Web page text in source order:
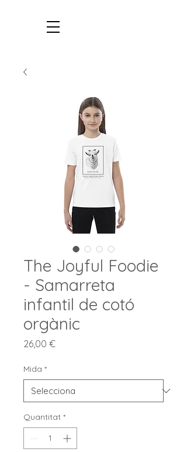
The Joyful Foodie
- Samarreta
infantil de cotó
orgànic
26,00 €Price
Mida *
Quantitat *